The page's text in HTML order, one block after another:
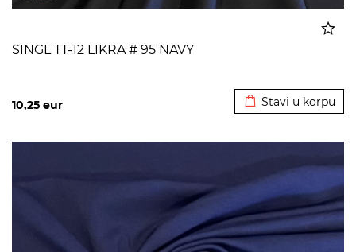
SINGL TT-12 LIKRA # 95 NAVY
10,25 eur Stavi u korpu